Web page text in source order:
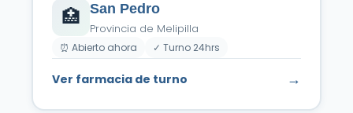
🏥 San Pedro
Provincia de Melipilla
⏰ Abierto ahora ✓ Turno 24hrs
Ver farmacia de turno →